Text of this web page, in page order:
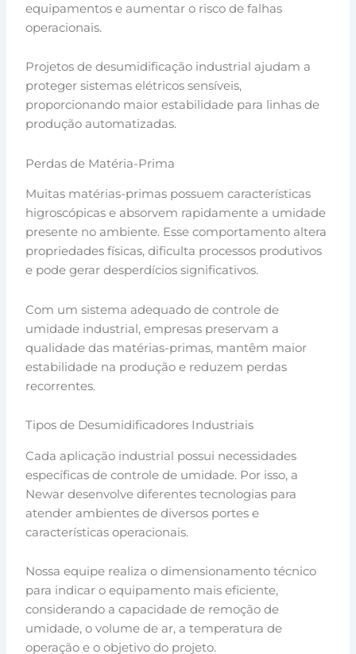
equipamentos e aumentar o risco de falhas
operacionais.
Projetos de desumidificação industrial ajudam a
proteger sistemas elétricos sensíveis,
proporcionando maior estabilidade para linhas de
produção automatizadas.
Perdas de Matéria-Prima
Muitas matérias-primas possuem características
higroscópicas e absorvem rapidamente a umidade
presente no ambiente. Esse comportamento altera
propriedades físicas, dificulta processos produtivos
e pode gerar desperdícios significativos.
Com um sistema adequado de controle de
umidade industrial, empresas preservam a
qualidade das matérias-primas, mantêm maior
estabilidade na produção e reduzem perdas
recorrentes.
Tipos de Desumidificadores Industriais
Cada aplicação industrial possui necessidades
específicas de controle de umidade. Por isso, a
Newar desenvolve diferentes tecnologias para
atender ambientes de diversos portes e
características operacionais.
Nossa equipe realiza o dimensionamento técnico
para indicar o equipamento mais eficiente,
considerando a capacidade de remoção de
umidade, o volume de ar, a temperatura de
operação e o objetivo do projeto.